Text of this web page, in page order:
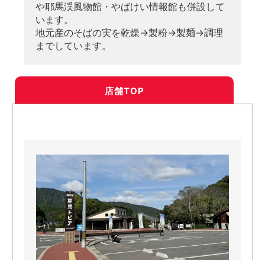
や耶馬渓風物館・やばけい情報館も併設して
います。
地元産のそばの実を乾燥→製粉→製麺→調理
までしています。
店舗TOP